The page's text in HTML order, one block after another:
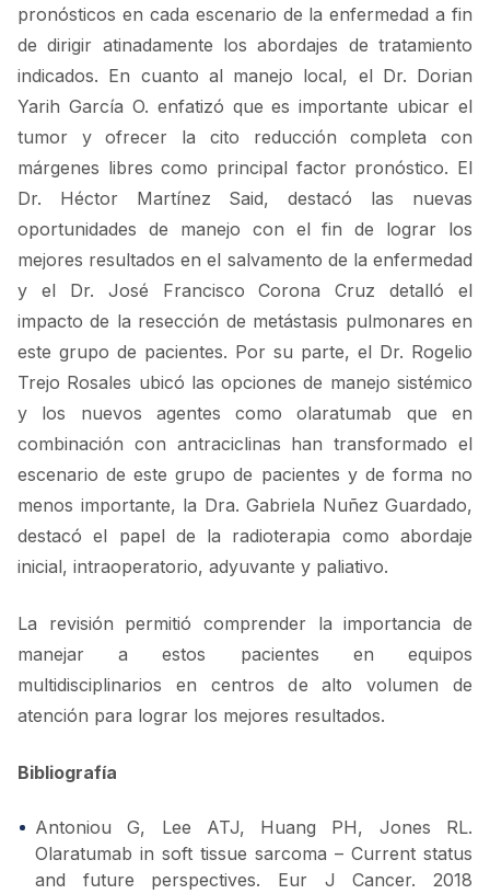
pronósticos en cada escenario de la enfermedad a fin
de dirigir atinadamente los abordajes de tratamiento
indicados. En cuanto al manejo local, el Dr. Dorian
Yarih García O. enfatizó que es importante ubicar el
tumor y ofrecer la cito reducción completa con
márgenes libres como principal factor pronóstico. El
Dr. Héctor Martínez Said, destacó las nuevas
oportunidades de manejo con el fin de lograr los
mejores resultados en el salvamento de la enfermedad
y el Dr. José Francisco Corona Cruz detalló el
impacto de la resección de metástasis pulmonares en
este grupo de pacientes. Por su parte, el Dr. Rogelio
Trejo Rosales ubicó las opciones de manejo sistémico
y los nuevos agentes como olaratumab que en
combinación con antraciclinas han transformado el
escenario de este grupo de pacientes y de forma no
menos importante, la Dra. Gabriela Nuñez Guardado,
destacó el papel de la radioterapia como abordaje
inicial, intraoperatorio, adyuvante y paliativo.
La revisión permitió comprender la importancia de
manejar a estos pacientes en equipos
multidisciplinarios en centros de alto volumen de
atención para lograr los mejores resultados.
Bibliografía
Antoniou G, Lee ATJ, Huang PH, Jones RL.
Olaratumab in soft tissue sarcoma – Current status
and future perspectives. Eur J Cancer. 2018